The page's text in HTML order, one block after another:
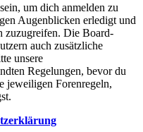
um dich anmelden zu
Augenblicken erledigt und
zuzugreifen. Die Board-
auch zusätzliche
unsere
Regelungen, bevor du
jeweiligen Forenregeln,